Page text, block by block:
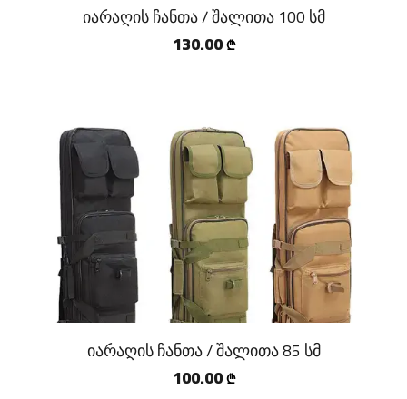
იარაღის ჩანთა / შალითა 100 სმ
130.00 ₾
იარაღის ჩანთა / შალითა 85 სმ
100.00 ₾